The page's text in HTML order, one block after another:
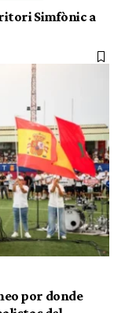
Simfònic a
por donde